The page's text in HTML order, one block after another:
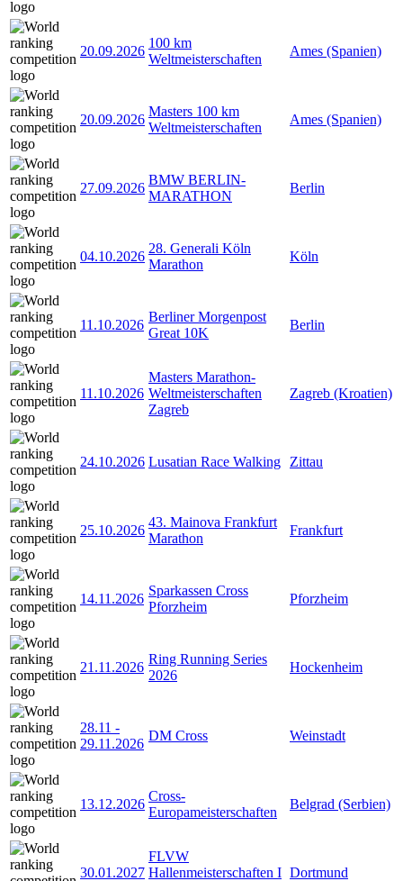
20.09.2026
100 km
Weltmeisterschaften
Ames (Spanien)
20.09.2026
Masters 100 km
Weltmeisterschaften
Ames (Spanien)
27.09.2026
BMW BERLIN-
MARATHON
Berlin
04.10.2026
28. Generali Köln
Marathon
Köln
11.10.2026
Berliner Morgenpost
Great 10K
Berlin
11.10.2026
Masters Marathon-
Weltmeisterschaften
Zagreb
Zagreb (Kroatien)
24.10.2026 Lusatian Race Walking Zittau
25.10.2026
43. Mainova Frankfurt
Marathon
Frankfurt
14.11.2026
Sparkassen Cross
Pforzheim
Pforzheim
21.11.2026
Ring Running Series
2026
Hockenheim
28.11 -
29.11.2026
DM Cross Weinstadt
13.12.2026
Cross-
Europameisterschaften
Belgrad (Serbien)
30.01.2027
FLVW
Hallenmeisterschaften I Dortmund